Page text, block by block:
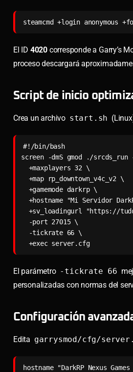
steamcmd +login anonymous
El ID 4020 corresponde a Garry’s
proceso descargará
Script de inicio
Crea un archivo start.sh
#!/bin/bash
screen -dmS gmod ./srcds_run
  +exec server.cfg
El parámetro -tickrate 66
personalizadas con normas del
Configuración
Edita garrysmod/cfg/
hostname "DarkRP Nexus